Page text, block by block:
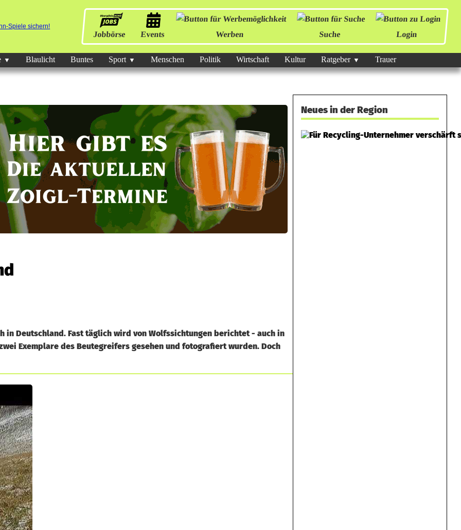
Jobbörse Events Werben Suche Login
Blaulicht Buntes Sport Menschen Politik Wirtschaft Kultur Ratgeber Trauer
Deutschland. Fast täglich wird von Wolfssichtungen berichtet - auch in
Exemplare des Beutegreifers gesehen und fotografiert wurden. Doch
Neues in der Region